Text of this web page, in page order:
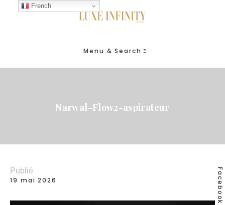
Menu & Search
Narwal-Flow2-aspirateur
Facebook
Publié
19 mai 2026
French